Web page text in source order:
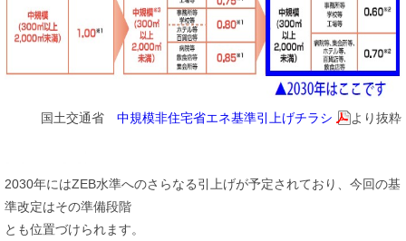
国土交通省 中規模非住宅省エネ基準引上げチラシ より抜粋
2030年にはZEB水準へのさらなる引上げが予定されており、今回の基
準改定はその準備段階
とも位置づけられます。